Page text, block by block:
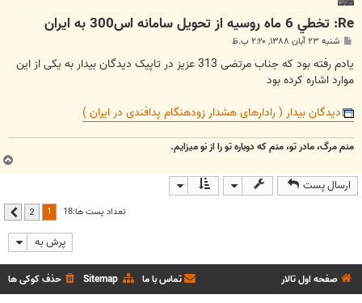
Re: تخطي 6 ماه روسيه از تحويل سامانه اس300 به ايران
پ
ت
شنبه ۲۳ آبان ۱۳۸۸, ۲:۲۰ ب.ظ
یادم رفته بود که جناب مرتضی 313 عزیز در تاپیک دیدگان بیدار به یکی از این
موارد اشاره کرده بود
دیدگان بیدار ( رادارهای هشدار زودهنگام پدافندی در ایران )
منم مرگ، مادر تو، منم که دوباره تو را از نو میزایم.
ب
ا
ارسال پست
تعداد پست ها:18 2 بعدی
پرش به
صفحه اول تالار حذف کوکی ها Sitemap تماس با ما